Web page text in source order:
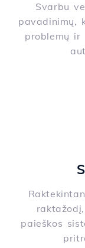
Svarbu
pavadinimų,
problemų
paieškos